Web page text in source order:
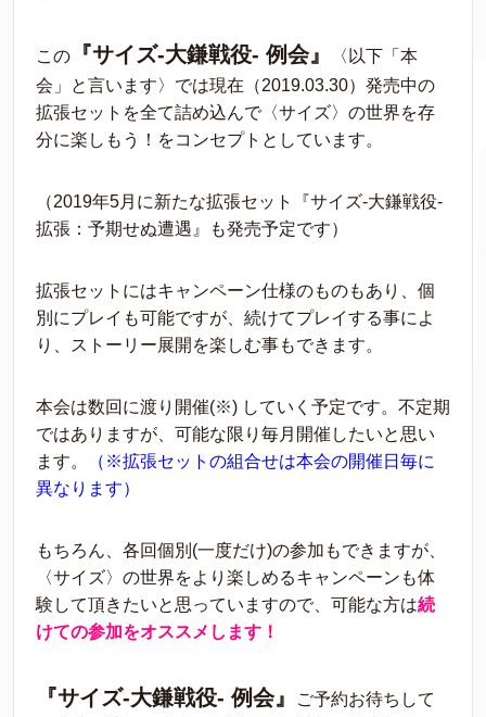
この 『サイズ-大鎌戦役- 例会』
〈以下「本
会」と言います〉では現在（2019.03.30）発売中の
拡張セットを全て詰め込んで〈サイズ〉の世界を存
分に楽しもう！をコンセプトとしています。
（2019年5月に新たな拡張セット『サイズ-大鎌戦役-
拡張：予期せぬ遭遇』も発売予定です）
拡張セットにはキャンペーン仕様のものもあり、個
別にプレイも可能ですが、続けてプレイする事によ
り、ストーリー展開を楽しむ事もできます。
本会は数回に渡り開催(※) していく予定です。不定期
ではありますが、可能な限り毎月開催したいと思い
ます。
（※拡張セットの組合せは本会の開催日毎に
異なります）
もちろん、各回個別(一度だけ)の参加もできますが、
〈サイズ〉の世界をより楽しめるキャンペーンも体
験して頂きたいと思っていますので、可能な方は続
けての参加をオススメします！
『サイズ-大鎌戦役- 例会』
ご予約お待ちして